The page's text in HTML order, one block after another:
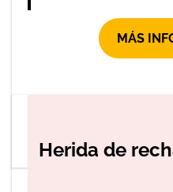
MÁS
READ
Herida de